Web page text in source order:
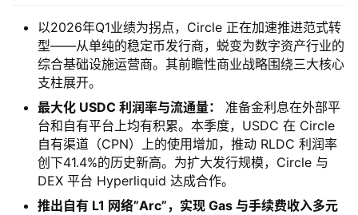
以2026年Q1业绩为拐点，Circle 正在加速推进范式转
型——从单纯的稳定币发行商，蜕变为数字资产行业的
综合基础设施运营商。其前瞻性商业战略围绕三大核心
支柱展开。
最大化 USDC 利润率与流通量：
准备金利息在外部平
台和自有平台上均有积累。本季度，USDC 在 Circle
自有渠道（CPN）上的使用增加，推动 RLDC 利润率
创下41.4%的历史新高。为扩大发行规模，Circle 与
DEX 平台 Hyperliquid 达成合作。
推出自有 L1 网络”Arc”，实现 Gas 与手续费收入多元